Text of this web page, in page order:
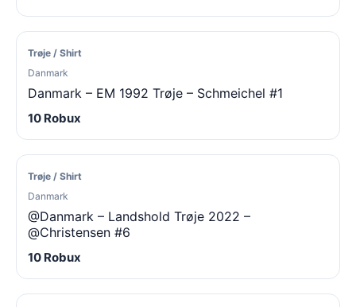
Trøje / Shirt
Danmark
Danmark – EM 1992 Trøje – Schmeichel #1
10 Robux
Trøje / Shirt
Danmark
@Danmark – Landshold Trøje 2022 –
@Christensen #6
10 Robux